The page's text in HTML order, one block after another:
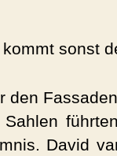
sonst
David